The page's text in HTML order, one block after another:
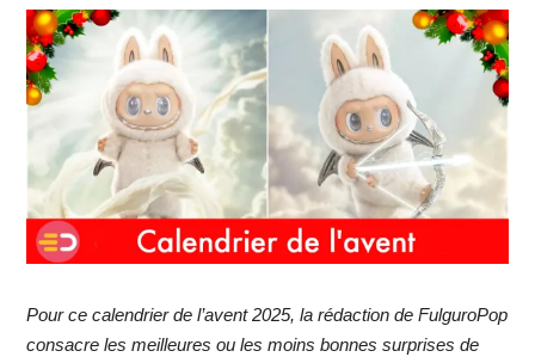
Pour ce calendrier de l’avent 2025, la rédaction de FulguroPop
consacre les meilleures ou les moins bonnes surprises de